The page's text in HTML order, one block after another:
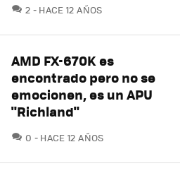
2 COMENTARIOS
HACE 12 AÑOS
AMD FX-670K es
encontrado pero no se
emocionen, es un APU
"Richland"
0 COMENTARIOS
HACE 12 AÑOS